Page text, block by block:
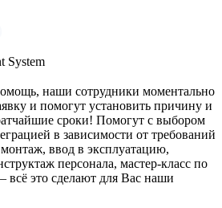
System
наши сотрудники моментально
и помогут установить причину и
сроки! Помогут с выбором
в зависимости от требований
ввод в эксплуатацию,
персонала, мастер-класс по
всё это сделают для Вас наши